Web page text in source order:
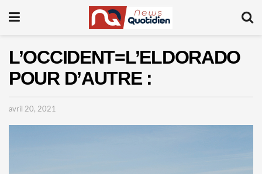
L’OCCIDENT=L’ELDORADO
POUR D’AUTRE :
avril 20, 2021